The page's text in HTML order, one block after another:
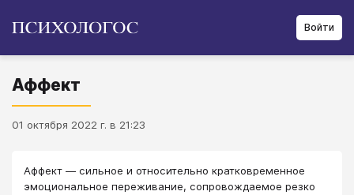
Войти
Аффект
01 октября 2022 г. в 21:23
Аффект — сильное и относительно кратковременное
эмоциональное переживание, сопровождаемое резко